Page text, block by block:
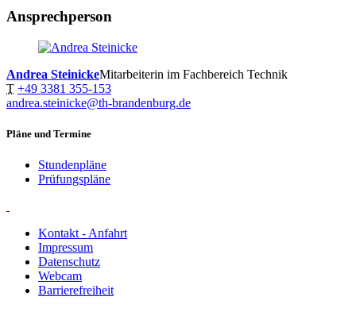
Ansprechperson
Andrea SteinickeMitarbeiterin im Fachbereich Technik
T +49 3381 355-153
andrea.steinicke@th-brandenburg.de
Pläne und Termine
Stundenpläne
Prüfungspläne
Kontakt - Anfahrt
Impressum
Datenschutz
Webcam
Barrierefreiheit